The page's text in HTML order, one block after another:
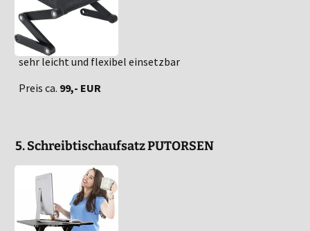
sehr leicht und flexibel einsetzbar
Preis ca. 99,- EUR
5. Schreibtischaufsatz PUTORSEN